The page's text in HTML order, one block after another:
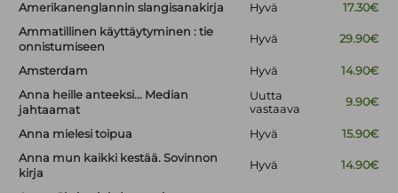
Amerikanenglannin slangisanakirja
Hyvä
17.30€
Ammatillinen käyttäytyminen : tie
onnistumiseen
Hyvä 29.90€
Amsterdam Hyvä
14.90€
Anna heille anteeksi... Median
jahtaamat
Uutta
vastaava
9.90€
Anna mielesi toipua Hyvä
15.90€
Anna mun kaikki kestää. Sovinnon
kirja
Hyvä 14.90€